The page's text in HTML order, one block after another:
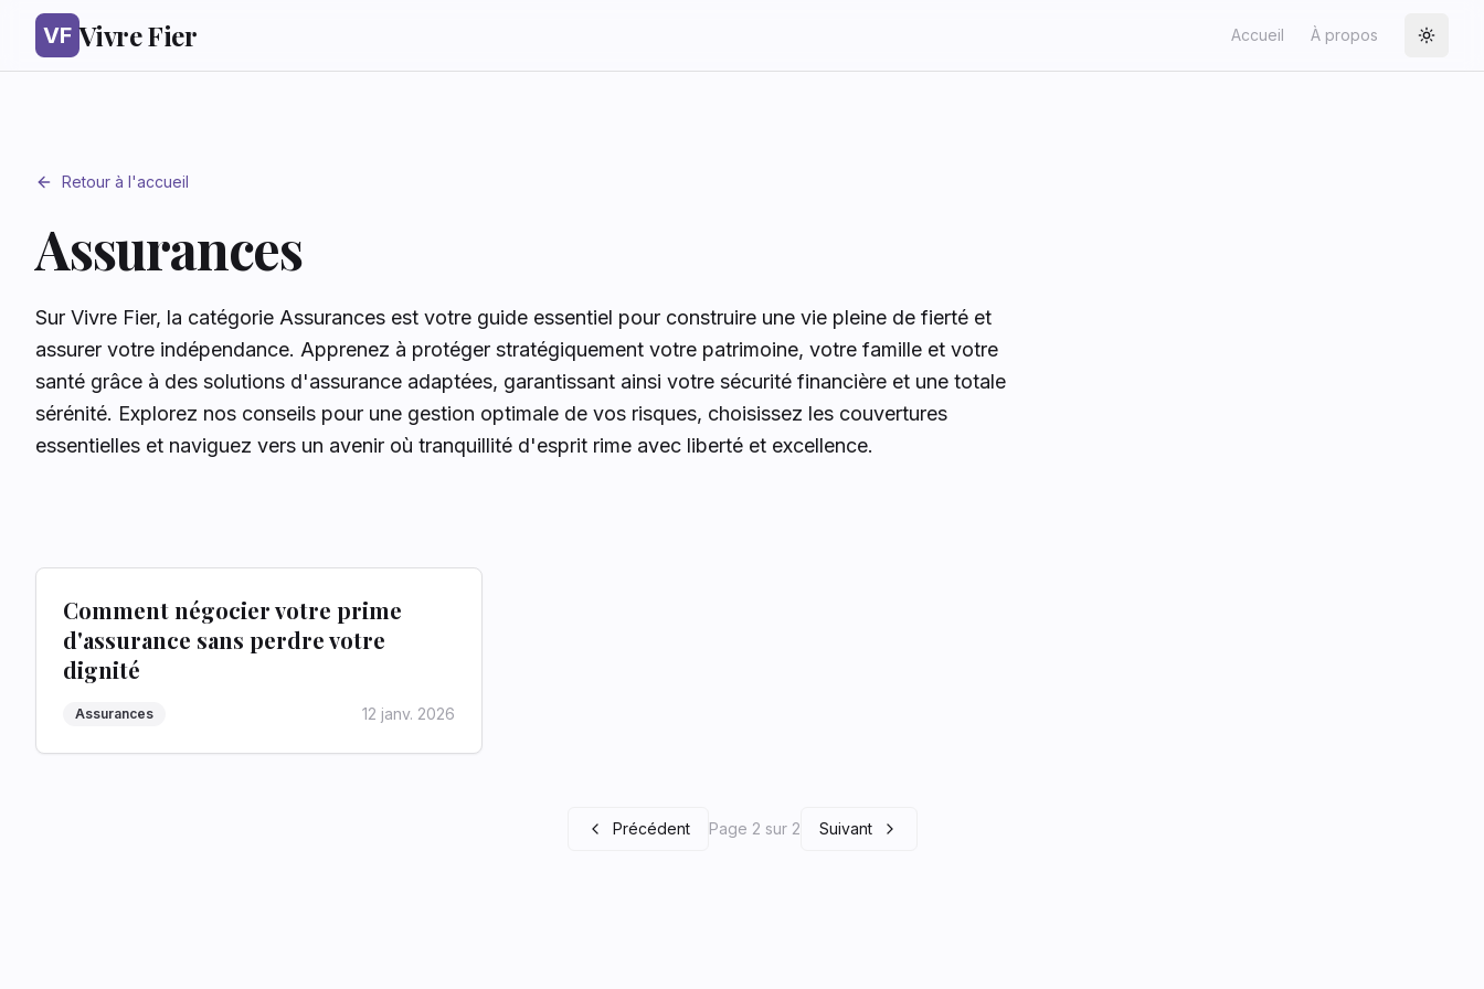
VF Vivre Fier Accueil À propos Toggle
Retour à l'accueil
Assurances
Sur Vivre Fier, la catégorie Assurances est votre guide essentiel pour construire une vie pleine de fierté et
assurer votre indépendance. Apprenez à protéger stratégiquement votre patrimoine, votre famille et votre
santé grâce à des solutions d'assurance adaptées, garantissant ainsi votre sécurité financière et une totale
sérénité. Explorez nos conseils pour une gestion optimale de vos risques, choisissez les couvertures
essentielles et naviguez vers un avenir où tranquillité d'esprit rime avec liberté et excellence.
Comment négocier votre prime
d'assurance sans perdre votre
dignité
Assurances 12 janv. 2026
Précédent Page 2 sur 2 Suivant